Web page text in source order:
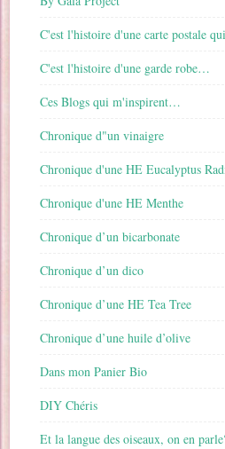
C'est l'histoire d'une carte postale
C'est l'histoire d'une garde robe…
Ces Blogs qui m'inspirent…
Chronique d"un vinaigre
Chronique d'une HE Eucalyptus
Chronique d'une HE Menthe
Chronique d’un bicarbonate
Chronique d’un dico
Chronique d’une HE Tea Tree
Chronique d’une huile d’olive
Dans mon Panier Bio
DIY Chéris
Et la langue des oiseaux, on en